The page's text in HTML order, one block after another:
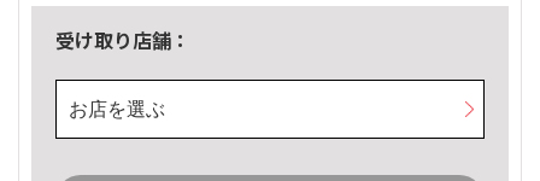
受け取り店舗：
お店を選ぶ